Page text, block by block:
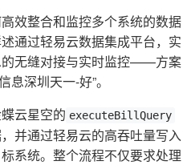
效整合和监控多个系统的数据
通过轻易云数据集成平台，实
的无缝对接与实时监控——方案
息深圳天一-好”。
云星空的 executeBillQuery
并通过轻易云的高吞吐量写入
系统。整个流程不仅要求处理